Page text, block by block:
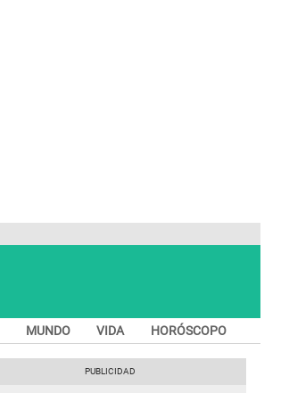
MUNDO VIDA HORÓSCOPO